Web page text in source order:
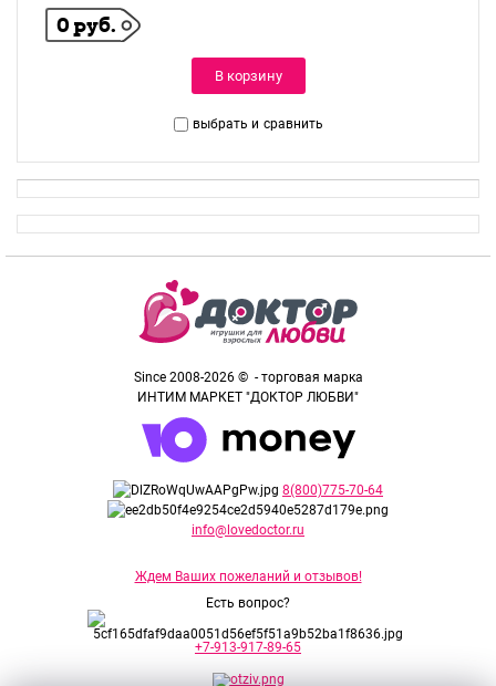
0 руб.
В корзину
выбрать и сравнить
Since 2008-2026 © - торговая марка
ИНТИМ МАРКЕТ "ДОКТОР ЛЮБВИ"
8(800)775-70-64
info@lovedoctor.ru
Ждем Ваших пожеланий и отзывов!
Есть вопрос?
+7-913-917-89-65